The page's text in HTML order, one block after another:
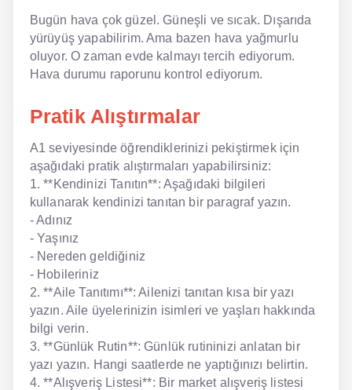
Bugün hava çok güzel. Güneşli ve sıcak. Dışarıda
yürüyüş yapabilirim. Ama bazen hava yağmurlu
oluyor. O zaman evde kalmayı tercih ediyorum.
Hava durumu raporunu kontrol ediyorum.
Pratik Alıştırmalar
A1 seviyesinde öğrendiklerinizi pekiştirmek için
aşağıdaki pratik alıştırmaları yapabilirsiniz:
1. **Kendinizi Tanıtın**: Aşağıdaki bilgileri
kullanarak kendinizi tanıtan bir paragraf yazın.
- Adınız
- Yaşınız
- Nereden geldiğiniz
- Hobileriniz
2. **Aile Tanıtımı**: Ailenizi tanıtan kısa bir yazı
yazın. Aile üyelerinizin isimleri ve yaşları hakkında
bilgi verin.
3. **Günlük Rutin**: Günlük rutininizi anlatan bir
yazı yazın. Hangi saatlerde ne yaptığınızı belirtin.
4. **Alışveriş Listesi**: Bir market alışveriş listesi